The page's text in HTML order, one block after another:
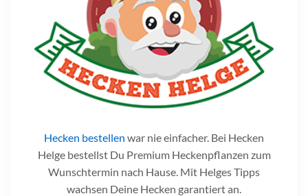
Hecken bestellen war nie einfacher. Bei Hecken
Helge bestellst Du Premium Heckenpflanzen zum
Wunschtermin nach Hause. Mit Helges Tipps
wachsen Deine Hecken garantiert an.